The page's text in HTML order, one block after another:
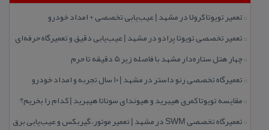
:: تعمیر تویوتا كرولا در مشهد | عیب‌یابی تخصصی + امداد خودرو
:: تعمیر تخصصی تویوتا پرادو در مشهد | عیب‌یابی دقیق و تعمیرگاه حرفه‌ای
::چهار هتل‌ ستاره‌دار مشهد با فاصله زیر 5 دقیقه تا حرم
:: تعمیرگاه تخصصی رنو داستر در مشهد | ۱۰ سال تجربه و امداد خودرو
:: مقایسه تویوتا كمری هیبرید و هیوندای سوناتا هیبرید | كدام را بخریم؟
:: تعمیرگاه تخصصی SWM در مشهد | تعمیر موتور، گیربكس و عیب‌یابی برق